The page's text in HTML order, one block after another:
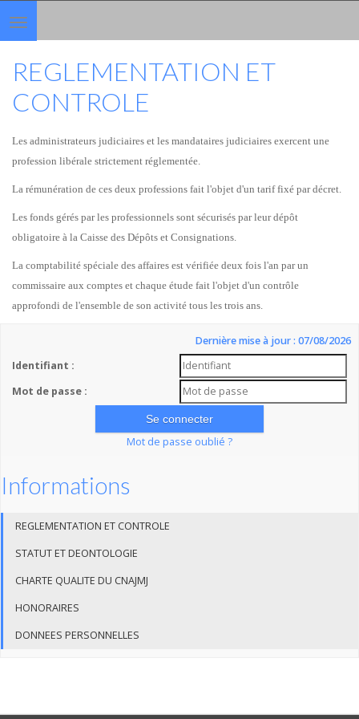
Toggle
navigation
REGLEMENTATION ET
CONTROLE
Les administrateurs judiciaires et les mandataires judiciaires exercent une
profession libérale strictement réglementée.
La rémunération de ces deux professions fait l'objet d'un tarif fixé par décret.
Les fonds gérés par les professionnels sont sécurisés par leur dépôt
obligatoire à la Caisse des Dépôts et Consignations.
La comptabilité spéciale des affaires est vérifiée deux fois l'an par un
commissaire aux comptes et chaque étude fait l'objet d'un contrôle
approfondi de l'ensemble de son activité tous les trois ans.
Dernière mise à jour : 07/08/2026
Identifiant :
Mot de passe :
Mot de passe oublié ?
Informations
REGLEMENTATION ET CONTROLE
STATUT ET DEONTOLOGIE
CHARTE QUALITE DU CNAJMJ
HONORAIRES
DONNEES PERSONNELLES